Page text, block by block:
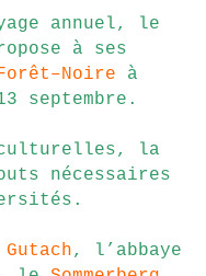
annuel, le
à ses
à
septembre.
culturelles, la
nécessaires
Gutach, l’abbaye